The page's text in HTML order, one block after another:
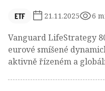
ETF 21.11.2025 6
Vanguard LifeStrategy
eurové smíšené
aktivně řízeném a